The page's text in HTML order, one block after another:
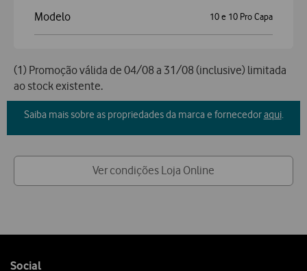
Modelo 10 e 10 Pro Capa
(1) Promoção válida de 04/08 a 31/08 (inclusive) limitada
ao stock existente.
Saiba mais sobre as propriedades da marca e fornecedoraqui.
Ver condições Loja Online
Follow
Social